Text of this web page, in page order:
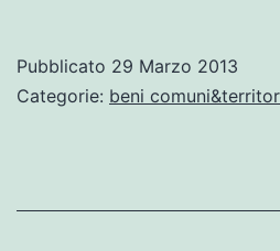
Pubblicato 29 Marzo 2013
Categorie: beni